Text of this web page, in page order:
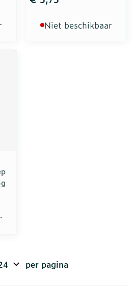
Niet beschikbaar
per pagina